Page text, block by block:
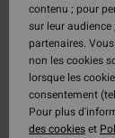
contenu ; pour
sur leur
partenaires.
non les cookies
lorsque les
consentement
Pour plus
des cookieset